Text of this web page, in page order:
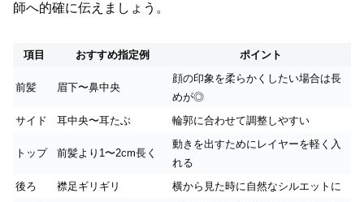
師へ的確に伝えましょう。
項目 おすすめ指定例 ポイント
前髪 眉下〜鼻中央
顔の印象を柔らかくしたい場合は長
めが◎
サイド
耳中央〜耳たぶ 輪郭に合わせて調整しやすい
トップ 前髪より1〜2cm長く
動きを出すためにレイヤーを軽く入
れる
後ろ
襟足ギリギリ
横から見た時に自然なシルエットに